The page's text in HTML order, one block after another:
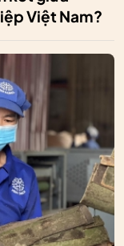
Việt Nam?